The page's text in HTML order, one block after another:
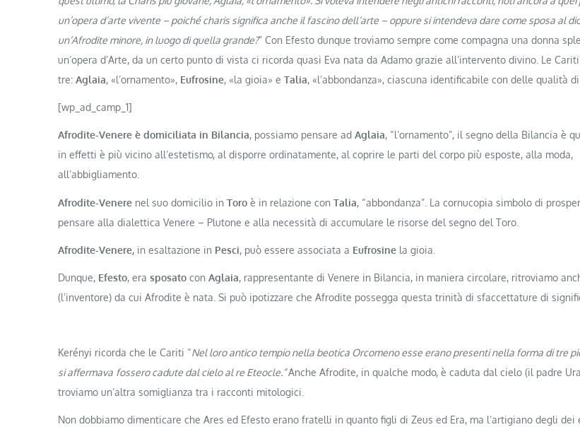
un’opera d’arte vivente – poiché charis significa anche il fascino dell’arte – oppure si intendeva dare come sposa al
un’Afrodite minore, in luogo di quella grande?” Con Efesto dunque troviamo sempre come compagna una donna
un’opera d’Arte, da un certo punto di vista ci ricorda quasi Eva nata da Adamo grazie all’intervento divino. Le
tre: Aglaia, «l’ornamento», Eufrosine, «la gioia» e Talia, «l’abbondanza», ciascuna identificabile con delle qualità
[wp_ad_camp_1]
Afrodite-Venere è domiciliata in Bilancia, possiamo pensare ad Aglaia, “l’ornamento”, il segno della Bilancia è
in effetti è più vicino all’estetismo, al disporre ordinatamente, al coprire le parti del corpo più esposte, alla moda,
all’abbigliamento.
Afrodite-Venere nel suo domicilio in Toro è in relazione con Talia, “abbondanza”. La cornucopia simbolo di
pensare alla dialettica Venere – Plutone e alla necessità di accumulare le risorse del segno del Toro.
Afrodite-Venere, in esaltazione in Pesci, può essere associata a Eufrosine la gioia.
Dunque, Efesto, era sposato con Aglaia, rappresentante di Venere in Bilancia, in maniera circolare, ritroviamo
(l’inventore) da cui Afrodite è nata. Si può ipotizzare che Afrodite possegga questa trinità di sfaccettature di
Kerényi ricorda che le Cariti “Nel loro antico tempio nella beotica Orcomeno esse erano presenti nella forma di tre
si affermava fossero cadute dal cielo al re Eteocle.”Anche Afrodite, in qualche modo, è caduta dal cielo (il padre
troviamo un’altra somiglianza tra i racconti mitologici.
Non dobbiamo dimenticare che Ares ed Efesto erano fratelli in quanto figli di Zeus ed Era, ma l’artigiano degli dei